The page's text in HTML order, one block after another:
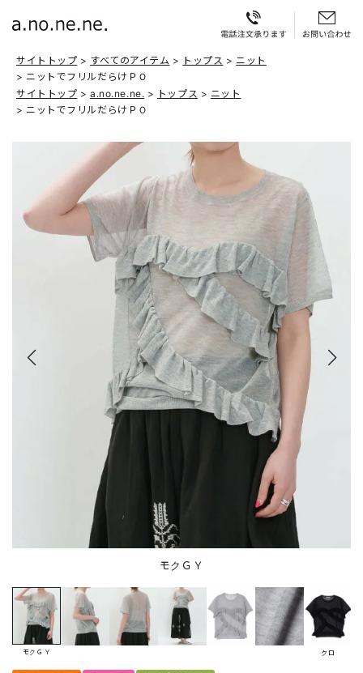
サイトトップ すべてのアイテム トップス
ニット
ニットでフリルだらけＰＯ
サイトトップ
a.no.ne.ne. トップス
ニット
ニットでフリルだらけＰＯ
モクＧＹ
モクＧＹ クロ